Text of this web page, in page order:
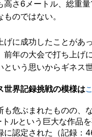
高さ6メートル、総重
のではない。
げに成功したことがあ
年の大会で打ち上げ
いう思いからギネス
世界記録挑戦の模様は
も危ぶまれたものの
ルという巨大な作品
に認定された（記録：